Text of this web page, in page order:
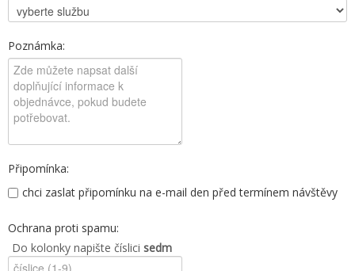
Poznámka:
Připomínka:
chci zaslat připomínku na e-mail den před termínem návštěvy
Ochrana proti spamu:
Do kolonky napište číslici sedm